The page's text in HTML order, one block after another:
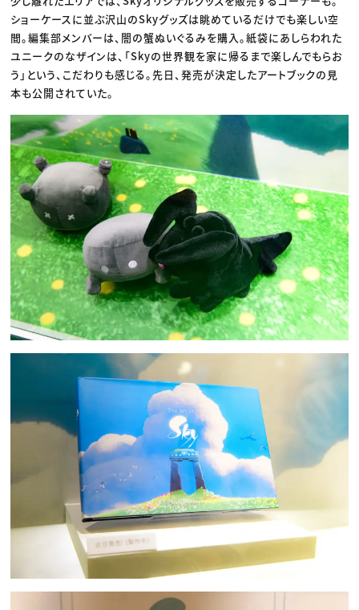
ショーケースに並ぶ沢山のSkyグッズは眺めているだけでも楽しい空
間。編集部メンバーは、闇の蟹ぬいぐるみを購入。紙袋にあしらわれた
ユニークのなザインは、「Skyの世界観を家に帰るまで楽しんでもらお
う」という、こだわりも感じる。先日、発売が決定したアートブックの見
本も公開されていた。